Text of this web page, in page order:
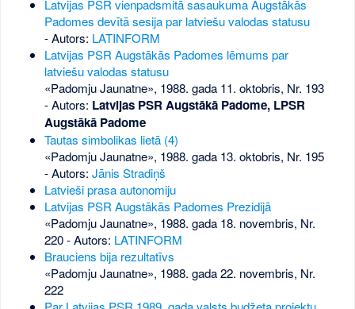
Latvijas PSR vienpadsmitā sasaukuma Augstākās
Padomes devītā sesija par latviešu valodas statusu
- Autors: LATINFORM
Latvijas PSR Augstākās Padomes lēmums par
latviešu valodas statusu
«Padomju Jaunatne», 1988. gada 11. oktobris, Nr. 193
- Autors: Latvijas PSR Augstākā Padome, LPSR
Augstākā Padome
Tautas simbolikas lietā (4)
«Padomju Jaunatne», 1988. gada 13. oktobris, Nr. 195
- Autors: Jānis Stradiņš
Latvieši prasa autonomiju
Latvijas PSR Augstākās Padomes Prezidijā
«Padomju Jaunatne», 1988. gada 18. novembris, Nr.
220- Autors: LATINFORM
Brauciens bija rezultatīvs
«Padomju Jaunatne», 1988. gada 22. novembris, Nr.
222